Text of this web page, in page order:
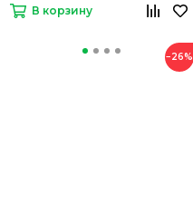
В корзину
−26%